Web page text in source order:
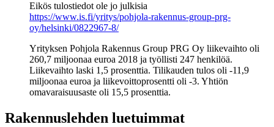
Eikös tulostiedot ole jo julkisia
https://www.is.fi/yritys/pohjola-rakennus-group-prg-
oy/helsinki/0822967-8/
Yrityksen Pohjola Rakennus Group PRG Oy liikevaihto oli
260,7 miljoonaa euroa 2018 ja työllisti 247 henkilöä.
Liikevaihto laski 1,5 prosenttia. Tilikauden tulos oli -11,9
miljoonaa euroa ja liikevoittoprosentti oli -3. Yhtiön
omavaraisuusaste oli 15,5 prosenttia.
Rakennuslehden luetuimmat